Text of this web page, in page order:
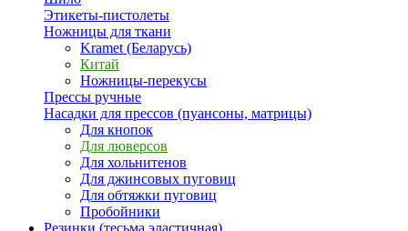
Этикеты-пистолеты
Ножницы для ткани
Kramet (Беларусь)
Китай
Ножницы-перекусы
Прессы ручные
Насадки для прессов (пуансоны, матрицы)
Для кнопок
Для люверсов
Для хольнитенов
Для джинсовых пуговиц
Для обтяжки пуговиц
Пробойники
Резинки (тесьма эластичная)